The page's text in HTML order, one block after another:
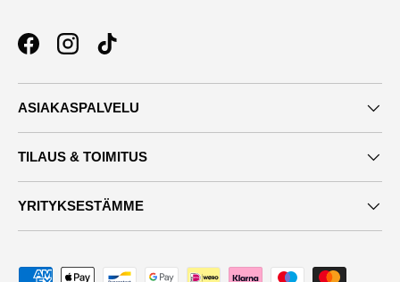
FacebookInstagramTikTok
ASIAKASPALVELU
TILAUS & TOIMITUS
YRITYKSESTÄMME
Maksutavat